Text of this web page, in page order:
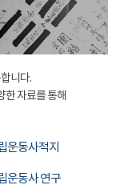
니다.
한 자료를 통해
운동사적지
운동사 연구